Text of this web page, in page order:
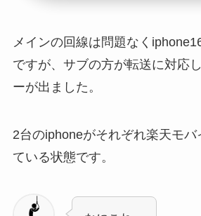
メインの回線は問題なく
ですが、サブの方が転送に対応
ーが出ました。
2台のiphoneがそれぞれ楽天モバ
ている状態です。